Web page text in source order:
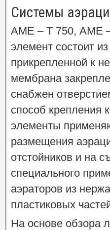
Системы
АМЕ – Т 750, АМЕ –
элемент состоит
прикрепленной к
мембрана
снабжен
способ крепления
элементы
размещения
отстойников и на
специального
аэраторов из
пластиковых
На основе обзора